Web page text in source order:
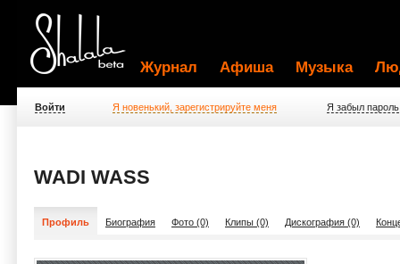
Журнал Афиша Музыка
Войти Я новенький, зарегистрируйте меня Я забыл пароль
WADI WASS
Профиль Биография Фото (0) Клипы (0) Дискография (0)